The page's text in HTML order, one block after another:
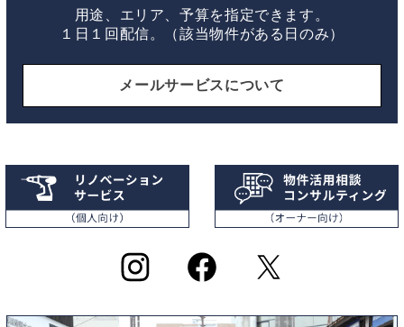
用途、エリア、予算を指定できます。
１日１回配信。（該当物件がある日のみ）
メールサービスについて